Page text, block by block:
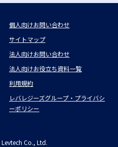
個人向けお問い合わせ
サイトマップ
法人向けお問い合わせ
法人向けお役立ち資料一覧
利用規約
レバレジーズグループ・プライバシ
ーポリシー
Levtech Co., Ltd.